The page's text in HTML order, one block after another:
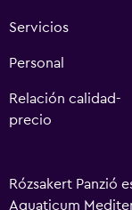
Servicios
Personal
Relación calidad-
precio
Rózsakert Panzió
Aquaticum